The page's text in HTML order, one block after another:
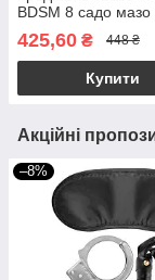
BDSM 8 садо мазо
425,60 ₴ 448 ₴
Купити
Акційні
–8%